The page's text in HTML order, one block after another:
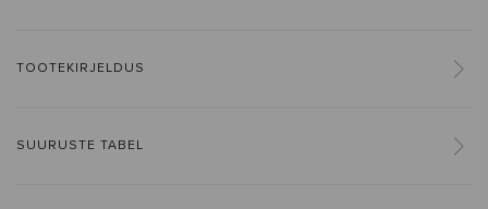
TOOTEKIRJELDUS
SUURUSTE TABEL